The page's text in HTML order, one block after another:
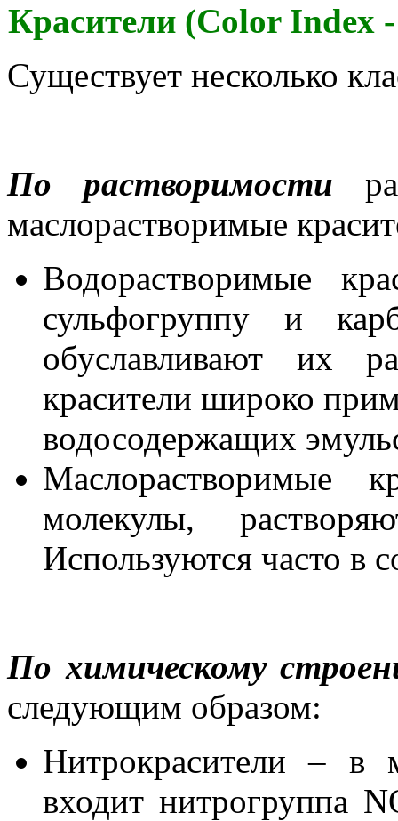
Красители (Color Index
Существует несколько
По растворимости
маслорастворимые
Водорастворимые
сульфогруппу и
обуславливают их
красители широко
водосодержащих
Маслорастворимые
молекулы,
Используются часто в
По химическому
следующим образом:
Нитрокрасители – в
входит нитрогруппа